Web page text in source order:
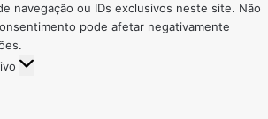
navegação ou IDs exclusivos neste site. Não
pode afetar negativamente